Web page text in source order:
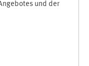
und der